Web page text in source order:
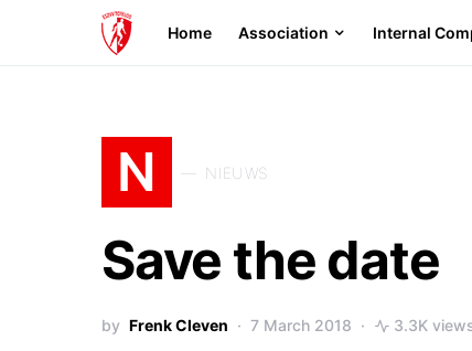
Home Association Internal
N NIEUWS
Save the date
by Frenk Cleven 7 March 2018 3.3K